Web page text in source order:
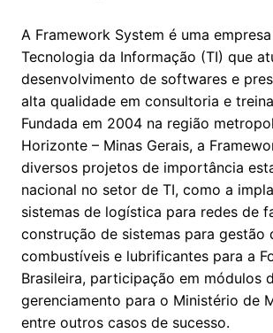
A Framework System é uma
Tecnologia da Informação (TI) que
desenvolvimento de softwares e
alta qualidade em consultoria e
Fundada em 2004 na região
Horizonte – Minas Gerais, a
diversos projetos de importância
nacional no setor de TI, como a
sistemas de logística para redes de
construção de sistemas para gestão
combustíveis e lubrificantes para a
Brasileira, participação em módulos
gerenciamento para o Ministério de
entre outros casos de sucesso.